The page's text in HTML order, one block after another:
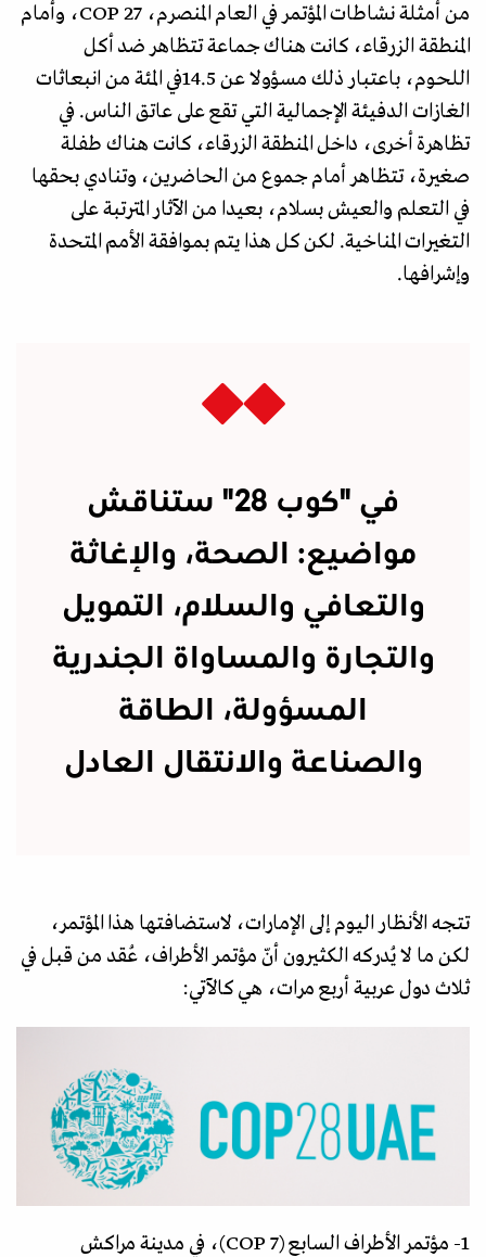
من أمثلة نشاطات المؤتمر في العام المنصرم، COP 27، وأمام
المنطقة الزرقاء، كانت هناك جماعة تتظاهر ضد أكل
اللحوم، باعتبار ذلك مسؤولا عن 14.5في المئة من انبعاثات
الغازات الدفيئة الإجمالية التي تقع على عاتق الناس. في
تظاهرة أخرى، داخل المنطقة الزرقاء، كانت هناك طفلة
صغيرة، تتظاهر أمام جموع من الحاضرين، وتنادي بحقها
في التعلم والعيش بسلام، بعيدا من الآثار المترتبة على
التغيرات المناخية. لكن كل هذا يتم بموافقة الأمم المتحدة
وإشرافها.
في "كوب 28" ستناقش
مواضيع: الصحة، والإغاثة
والتعافي والسلام، التمويل
والتجارة والمساواة الجندرية
المسؤولة، الطاقة
والصناعة والانتقال العادل
تتجه الأنظار اليوم إلى الإمارات، لاستضافتها هذا المؤتمر،
لكن ما لا يُدركه الكثيرون أنّ مؤتمر الأطراف، عُقد من قبل في
ثلاث دول عربية أربع مرات، هي كالآتي:
1- مؤتمر الأطراف السابع (COP 7)، في مدينة مراكش